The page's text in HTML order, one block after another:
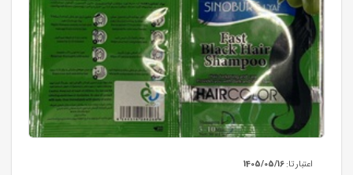
اعتبار تا:1405/05/16